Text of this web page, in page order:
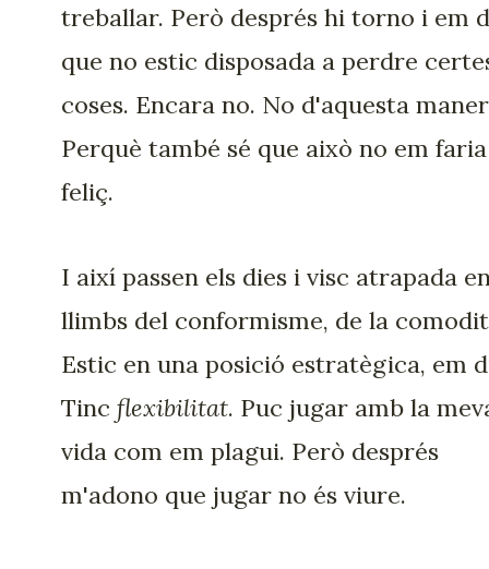
treballar. Però després hi torno i em
que no estic disposada a perdre
coses. Encara no. No d'aquesta
Perquè també sé que això no em faria
feliç.
I així passen els dies i visc atrapada
llimbs del conformisme, de la
Estic en una posició estratègica, em
Tinc flexibilitat. Puc jugar amb la
vida com em plagui. Però després
m'adono que jugar no és viure.